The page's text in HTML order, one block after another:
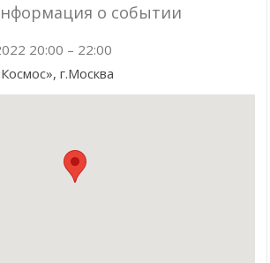
о событии
20:00 – 22:00
г.Москва